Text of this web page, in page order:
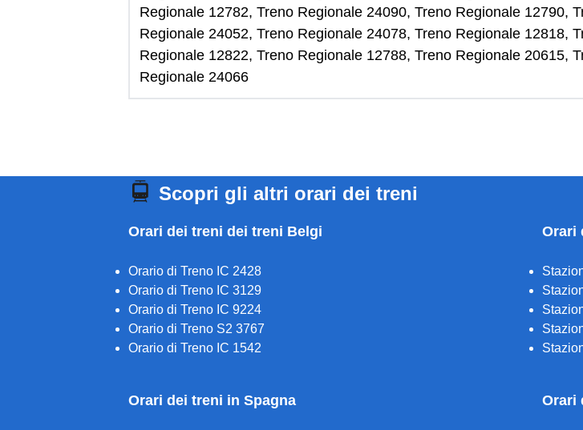
Regionale 12782, Treno Regionale 24090, Treno Regionale 12790,
Regionale 24052, Treno Regionale 24078, Treno Regionale 12818,
Regionale 12822, Treno Regionale 12788, Treno Regionale 20615,
Regionale 24066
Scopri gli altri orari dei treni
Orari dei treni dei treni Belgi
Orario di Treno IC 2428
Orario di Treno IC 3129
Orario di Treno IC 9224
Orario di Treno S2 3767
Orario di Treno IC 1542
Orari
Orari dei treni in Spagna Orari